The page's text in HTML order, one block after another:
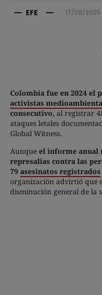
EFE 17/09/2025
Colombia fue en 2024 el
activistas
consecutivo, al registrar
ataques letales
Global Witness.
Aunque el informe anual
represalias contra las
79 asesinatos registrados
organización advirtió que
disminución general de la